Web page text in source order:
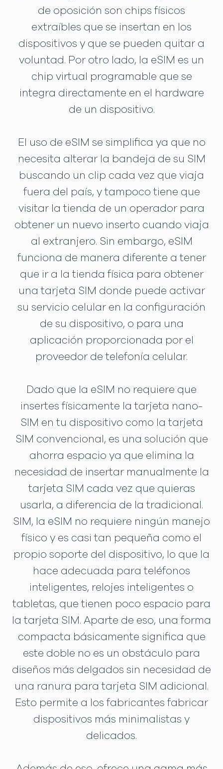
de oposición son chips físicos
extraíbles que se insertan en los
dispositivos y que se pueden quitar a
voluntad. Por otro lado, la eSIM es un
chip virtual programable que se
integra directamente en el hardware
de un dispositivo.
El uso de eSIM se simplifica ya que no
necesita alterar la bandeja de su SIM
buscando un clip cada vez que viaja
fuera del país, y tampoco tiene que
visitar la tienda de un operador para
obtener un nuevo inserto cuando viaja
al extranjero. Sin embargo, eSIM
funciona de manera diferente a tener
que ir a la tienda física para obtener
una tarjeta SIM donde puede activar
su servicio celular en la configuración
de su dispositivo, o para una
aplicación proporcionada por el
proveedor de telefonía celular.
Dado que la eSIM no requiere que
insertes físicamente la tarjeta nano-
SIM en tu dispositivo como la tarjeta
SIM convencional, es una solución que
ahorra espacio ya que elimina la
necesidad de insertar manualmente la
tarjeta SIM cada vez que quieras
usarla, a diferencia de la tradicional.
SIM, la eSIM no requiere ningún manejo
físico y es casi tan pequeña como el
propio soporte del dispositivo, lo que la
hace adecuada para teléfonos
inteligentes, relojes inteligentes o
tabletas, que tienen poco espacio para
la tarjeta SIM. Aparte de eso, una forma
compacta básicamente significa que
este doble no es un obstáculo para
diseños más delgados sin necesidad de
una ranura para tarjeta SIM adicional.
Esto permite a los fabricantes fabricar
dispositivos más minimalistas y
delicados.